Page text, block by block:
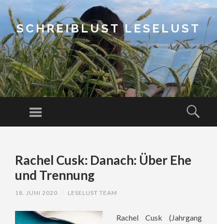
SCHREIBLUST LESELUST
Menu
CONTENTRachel Cusk: Danach: Über Ehe
und Trennung
18. JUNI 2020 LESELUST TEAM
Rachel Cusk (Jahrgang